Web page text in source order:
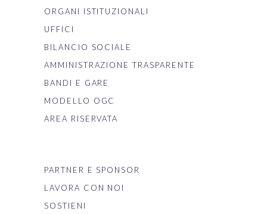
ORGANI ISTITUZIONALI
UFFICI
BILANCIO SOCIALE
AMMINISTRAZIONE TRASPARENTE
BANDI E GARE
MODELLO OGC
AREA RISERVATA
PARTNER E SPONSOR
LAVORA CON NOI
SOSTIENI